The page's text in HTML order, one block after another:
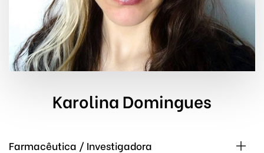
Karolina Domingues
Farmacêutica / Investigadora